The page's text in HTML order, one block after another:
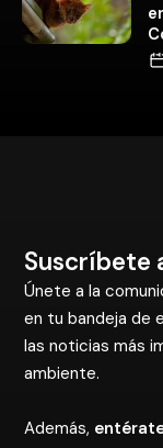
Suscríbete
Únete a la
en tu bandeja de
las noticias más
ambiente.
Además,